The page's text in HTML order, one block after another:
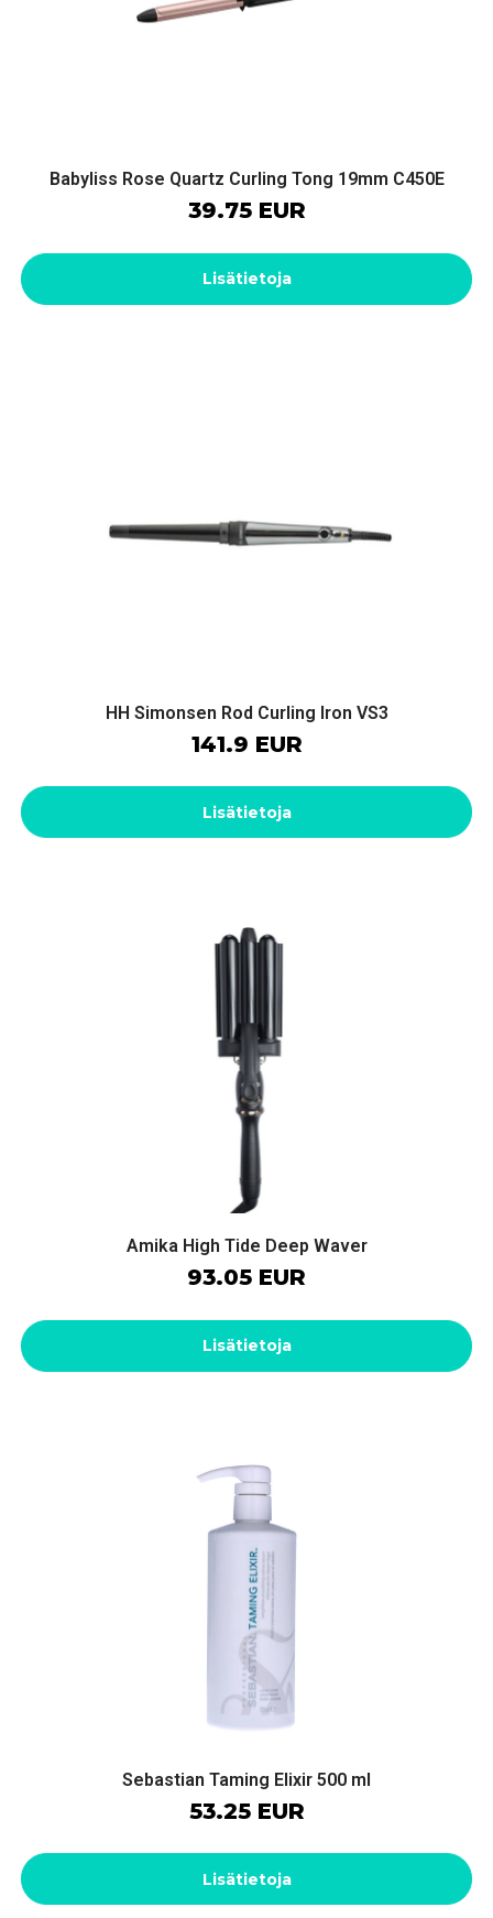
Babyliss Rose Quartz Curling Tong 19mm C450E
39.75 EUR
Lisätietoja
HH Simonsen Rod Curling Iron VS3
141.9 EUR
Lisätietoja
Amika High Tide Deep Waver
93.05 EUR
Lisätietoja
Sebastian Taming Elixir 500 ml
53.25 EUR
Lisätietoja